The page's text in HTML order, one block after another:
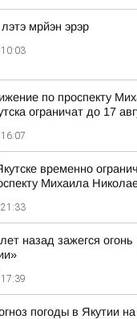
мрйэн эрэр
10:03
по проспекту
ограничат до 17
16:07
временно
Михаила
21:33
назад зажегся
17:39
погоды в Якутии на